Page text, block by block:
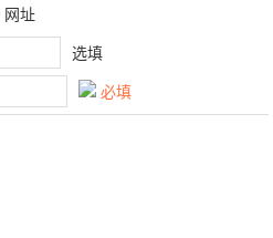
网址
选填
必填